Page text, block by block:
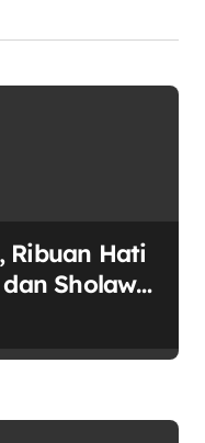
Ribuan Hati
Sholawat